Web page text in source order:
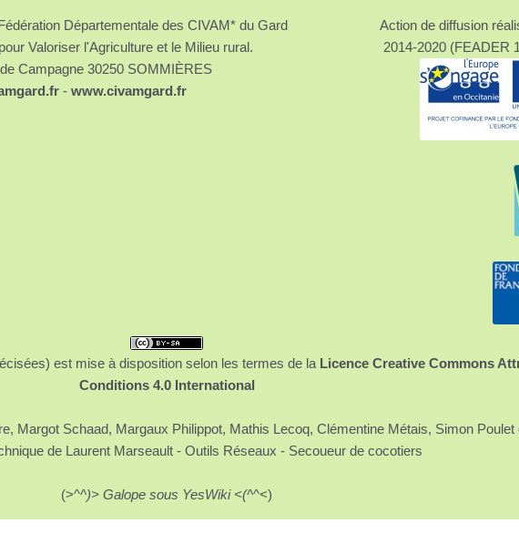
Départementale des CIVAM* du Gard
Valoriser l'Agriculture et le Milieu rural.
Campagne 30250 SOMMIÈRES
- www.civamgard.fr
Action de diffusion
2014-2020 (FEADER
est mise à disposition selon les termes de la Licence Creative Commons
Conditions 4.0 International
Margot Schaad, Margaux Philippot, Mathis Lecoq, Clémentine Métais, Simon
de Laurent Marseault - Outils Réseaux - Secoueur de cocotiers
(>^^)> Galope sous YesWiki <(^^<)